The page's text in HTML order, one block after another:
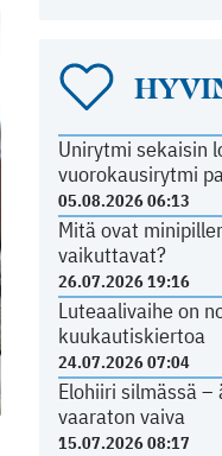
Unirytmi sekaisin
vuorokausirytmi
05.08.2026 06:13
Mitä ovat
vaikuttavat?
26.07.2026 19:16
Luteaalivaihe on
kuukautiskiertoa
24.07.2026 07:04
Elohiiri silmässä
vaaraton vaiva
15.07.2026 08:17